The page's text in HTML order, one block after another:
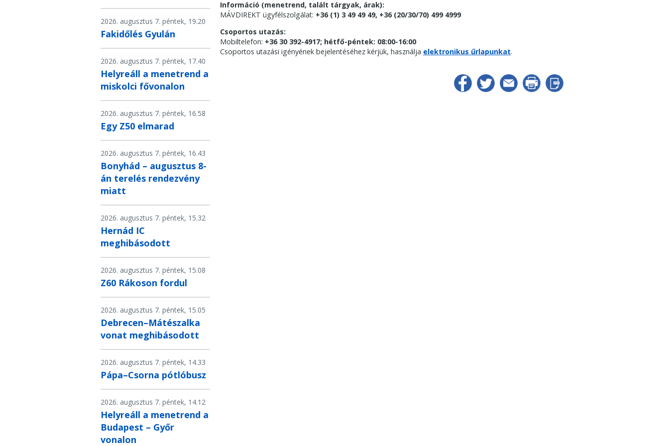
2026. augusztus 7. péntek, 19.20
Fakidőlés Gyulán
2026. augusztus 7. péntek, 17.40
Helyreáll a menetrend a
miskolci fővonalon
2026. augusztus 7. péntek, 16.58
Egy Z50 elmarad
2026. augusztus 7. péntek, 16.43
Bonyhád – augusztus 8-
án terelés rendezvény
miatt
2026. augusztus 7. péntek, 15.32
Hernád IC
meghibásodott
2026. augusztus 7. péntek, 15.08
Z60 Rákoson fordul
2026. augusztus 7. péntek, 15.05
Debrecen–Mátészalka
vonat meghibásodott
2026. augusztus 7. péntek, 14.33
Pápa–Csorna pótlóbusz
2026. augusztus 7. péntek, 14.12
Helyreáll a menetrend a
Budapest – Győr
vonalon
Információ (menetrend, talált tárgyak, árak):
MÁVDIREKT ügyfélszolgálat: +36 (1) 3 49 49 49, +36 (20/30/70) 499 4999
Csoportos utazás:
Mobiltelefon: +36 30 392-4917; hétfő-péntek: 08:00-16:00
Csoportos utazási igényének bejelentéséhez kérjük, használja elektronikus űrlapunkat.